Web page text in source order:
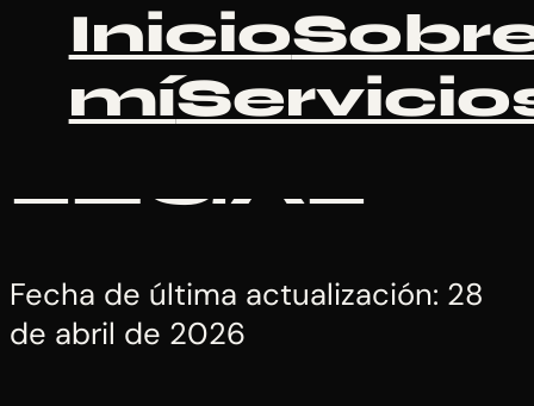
Inicio
mí
AVISO
LEGAL
Fecha de última actualización: 28
de abril de 2026